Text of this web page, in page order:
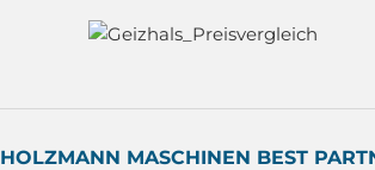
HOLZMANN MASCHINEN BEST